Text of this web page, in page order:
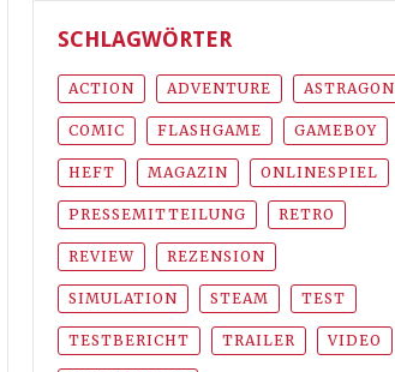
SCHLAGWÖRTER
ACTION ADVENTURE ASTRAGON
COMIC FLASHGAME GAMEBOY
HEFT MAGAZIN ONLINESPIEL
PRESSEMITTEILUNG RETRO
REVIEW REZENSION
SIMULATION STEAM TEST
TESTBERICHT TRAILER VIDEO